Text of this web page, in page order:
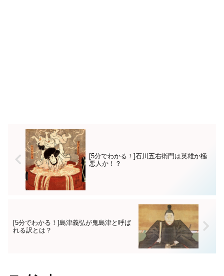
[5分でわかる！]石川五右衛門は英雄か極
悪人か！？
[5分でわかる！]島津義弘が鬼島津と呼ば
れる訳とは？